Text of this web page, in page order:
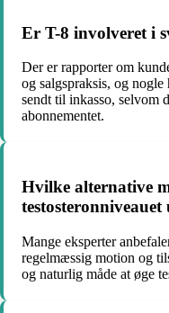
Er T-8 involveret i
Der er rapporter om
og salgspraksis, og
sendt til inkasso, selvom
abonnementet.
Hvilke alternative
Mange eksperter
regelmæssig motion og
og naturlig måde at øge